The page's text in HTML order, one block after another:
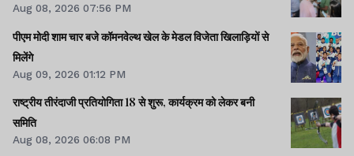
Aug 08, 2026 07:56 PM
पीएम मोदी शाम चार बजे कॉमनवेल्थ खेल के मेडल विजेता खिलाड़ियों से
मिलेंगे
Aug 09, 2026 01:12 PM
राष्ट्रीय तीरंदाजी प्रतियोगिता 18 से शुरू, कार्यक्रम को लेकर बनी
समिति
Aug 08, 2026 06:08 PM